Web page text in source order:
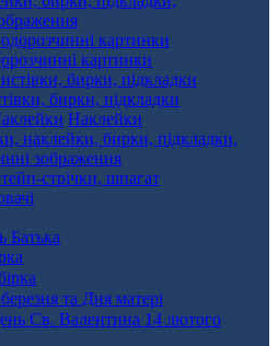
картинки
бирки, підкладки
Наклейки
стрічки, шпагат
Батька
та Дня матері
Св. Валентина 14 лютого